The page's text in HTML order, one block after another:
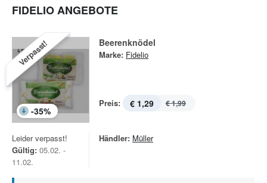
FIDELIO ANGEBOTE
Verpasst!
-35%
Beerenknödel
Marke: Fidelio
Preis: € 1,29 € 1,99
Leider verpasst!
Gültig: 05.02. -
11.02.
Händler: Müller